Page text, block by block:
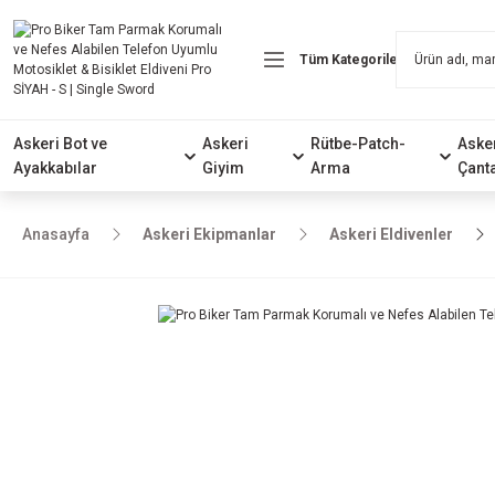
Askeri Bot ve
Ayakkabılar
Askeri
Giyim
Rütbe-Patch-
Arma
Anasayfa Askeri Ekipmanlar Askeri Eldivenler